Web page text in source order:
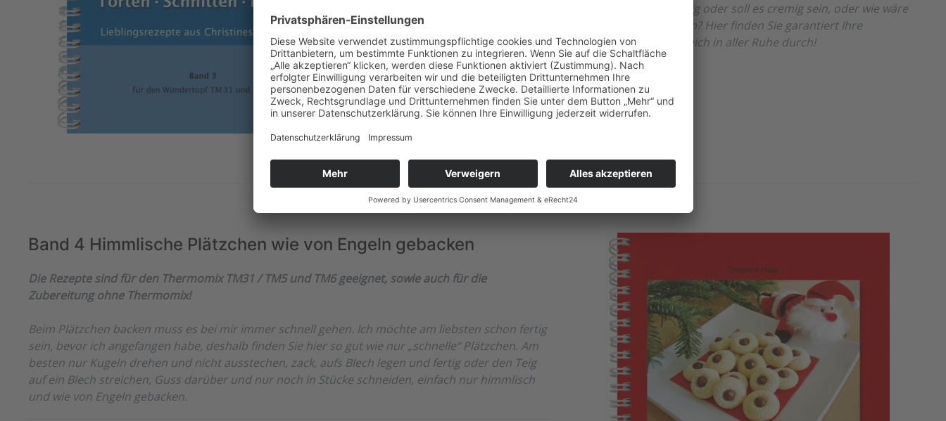
„Schuss“ oder etwas für den Teilchenteller, darf es nussig oder soll es cremig sein, oder wie wäre
es mit einem lockeren Hefeteig ganz frisch aus dem Ofen? Hier finden Sie garantiert Ihre
Lieblingsstücke! Was ist Ihr Favorit? Blättern Sie doch gleich in aller Ruhe durch!
HIER ERHALTEN SIE DAS BUCH
Band 4 Himmlische Plätzchen wie von Engeln gebacken
Die Rezepte sind für den Thermomix TM31 / TM5 und TM6 geeignet, sowie auch für die
Zubereitung ohne Thermomix!
Beim Plätzchen backen muss es bei mir immer schnell gehen. Ich möchte am liebsten schon fertig
sein, bevor ich angefangen habe, deshalb finden Sie hier so gut wie nur „schnelle“ Plätzchen. Am
besten nur Kugeln drehen und nicht ausstechen, zack, aufs Blech legen und fertig oder den Teig
auf ein Blech streichen, Guss darüber und nur noch in Stücke schneiden, einfach nur himmlisch
und wie von Engeln gebacken.